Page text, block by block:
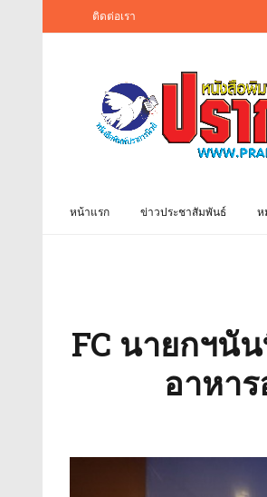
ติดต่อเรา
หน้าแรก ข่าวประชาสัมพันธ์ ห
FC นายกฯนั
อาหา